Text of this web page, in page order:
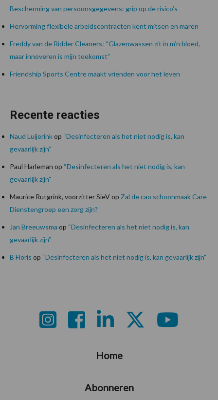
Bescherming van persoonsgegevens: grip op de risico’s
Hervorming flexibele arbeidscontracten kent mitsen en maren
Freddy van de Ridder Cleaners: “Glazenwassen zit in m’n bloed,
maar innoveren is mijn toekomst”
Friendship Sports Centre maakt vrienden voor het leven
Recente reacties
Naud Luijerinkop “Desinfecteren als het niet nodig is, kan
gevaarlijk zijn”
Paul Harleman op “Desinfecteren als het niet nodig is, kan
gevaarlijk zijn”
Maurice Rutgrink, voorzitter SieVop Zal de cao schoonmaak Care
Dienstengroep een zorg zijn?
Jan Breeuwsma op “Desinfecteren als het niet nodig is, kan
gevaarlijk zijn”
B Floris op “Desinfecteren als het niet nodig is, kan gevaarlijk zijn”
Home
Abonneren